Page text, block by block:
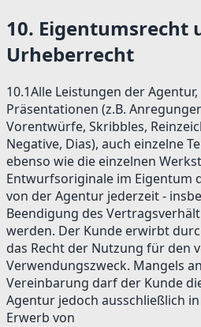
10. Eigentumsrecht
Urheberrecht
10.1Alle Leistungen der
Präsentationen (z.B.
Vorentwürfe, Skribbles,
Negative, Dias), auch einzelne
ebenso wie die einzelnen
Entwurfsoriginale im Eigentum
von der Agentur jederzeit -
Beendigung des
werden. Der Kunde erwirbt
das Recht der Nutzung für den
Verwendungszweck. Mangels
Vereinbarung darf der Kunde
Agentur jedoch ausschließlich
Erwerb von